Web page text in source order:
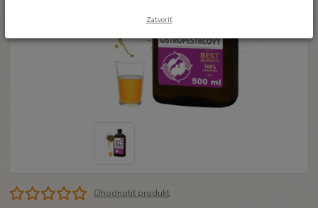
Ohodnotiť produkt
Zatvoriť